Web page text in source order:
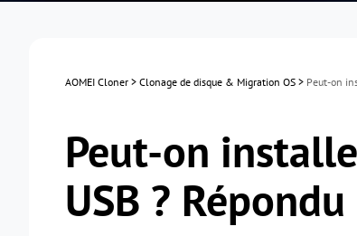
AOMEI Cloner > Clonage de disque & Migration OS > Peut-on
Peut-on
USB ? Répondu